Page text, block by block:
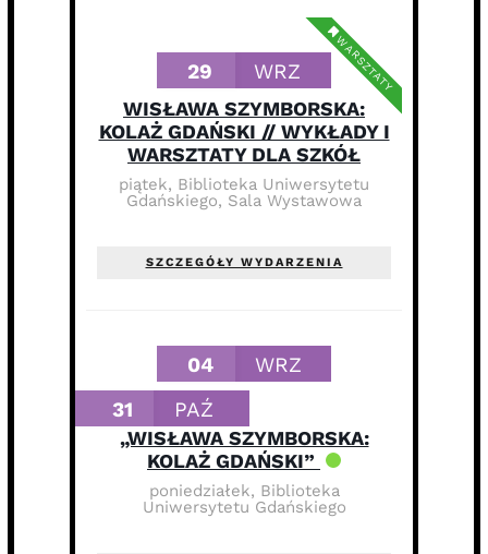
WARSZTATY
29 WRZ
WISŁAWA SZYMBORSKA:
KOLAŻ GDAŃSKI // WYKŁADY I
WARSZTATY DLA SZKÓŁ
piątek, Biblioteka Uniwersytetu
Gdańskiego, Sala Wystawowa
SZCZEGÓŁY WYDARZENIA
04
WRZ
31
PAŹ
„WISŁAWA SZYMBORSKA:
KOLAŻ GDAŃSKI”
poniedziałek, Biblioteka
Uniwersytetu Gdańskiego